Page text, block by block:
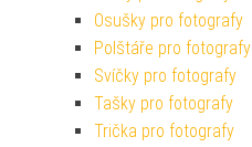
Osušky pro fotografy
Polštáře pro fotografy
Svíčky pro fotografy
Tašky pro fotografy
Trička pro fotografy